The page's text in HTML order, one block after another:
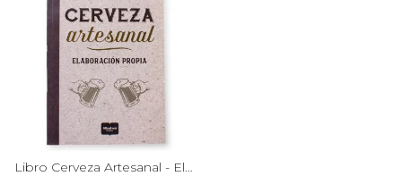
Libro Cerveza Artesanal - Elaboración Propia